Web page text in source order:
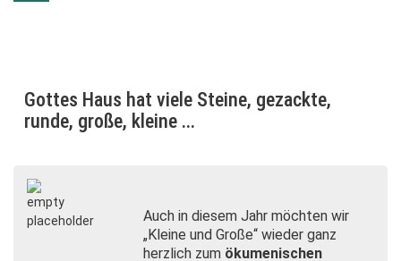
Gottes Haus hat viele Steine, gezackte,
runde, große, kleine ...
Auch in diesem Jahr möchten wir
„Kleine und Große“ wieder ganz
herzlich zum ökumenischen